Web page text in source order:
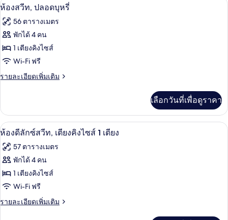
ห้อง
ท,
ปลอด
เปิด
ภาพถ่าย
ทั้งหมด
ของ
ห้อง
สวีท,
บุหรี่
7
ห้องสวีท, ปลอดบุหรี่
56 ตารางเมตร
พักได้ 4 คน
1 เตียงคิงไซส์
Wi-Fi ฟรี
รายละเอียดเพิ่มเติม
ราย
เกี่ยว
กับ
ห้อง
ท,
ปลอด
เลือกวันที่เพื่อดูราคา
เปิด
ภาพถ่าย
ทั้งหมด
ของ
ห้อง
ดี
1 ห้องนอน, ตู้นิรภัยในห้องพัก, โต๊ะทำง
6
ห้องดีลักซ์สวีท, เตียงคิงไซส์ 1 เตียง
57 ตารางเมตร
พักได้ 4 คน
1 เตียงคิงไซส์
Wi-Fi ฟรี
รายละเอียดเพิ่มเติม
ราย